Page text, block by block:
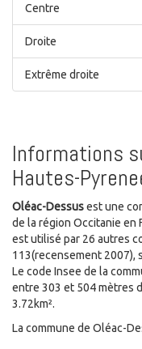
Centre
Droite
Extrême droite
Informations
Hautes-
Oléac-Dessusest une
de la région Occitanie en
est utilisé par 26 autres
113(recensement 2007),
Le code Insee de la
entre 303 et 504 mètres
3.72km².
La commune de Oléac-